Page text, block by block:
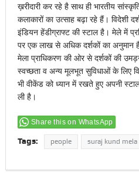
ख़रीदारी कर रहे है साथ ही भारतीय
कलाकारों का उत्साह बढ़ा रहे हैं। विदेशी
इंडियन हेंडीग्राफ्ट की स्टाल है। मेले में
पर एक लाख से अधिक दर्शकों का
मेला प्राधिकरण की ओर से दर्शकों की
स्वच्छता व अन्य मूलभूत सुविधाओं के लिए
भी वीकेंड को ध्यान में रखते हुए अपनी
ली है।
Share this on WhatsApp
Tags: people suraj kund mela